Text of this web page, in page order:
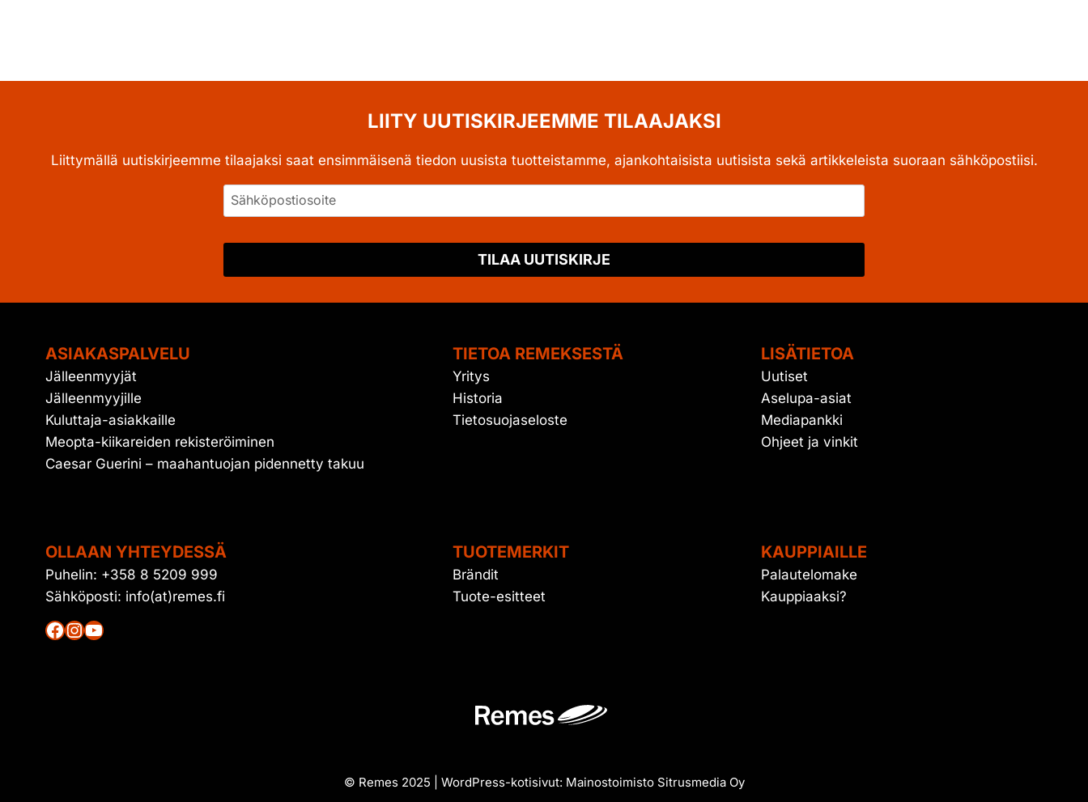
LIITY UUTISKIRJEEMME TILAAJAKSI
Liittymällä uutiskirjeemme tilaajaksi saat ensimmäisenä tiedon uusista tuotteistamme, ajankohtaisista uutisista sekä artikkeleista suoraan sähköpostiisi.
TILAA UUTISKIRJE
ASIAKASPALVELU
Jälleenmyyjät
Jälleenmyyjille
Kuluttaja-asiakkaille
Meopta-kiikareiden rekisteröiminen
Caesar Guerini – maahantuojan pidennetty takuu
TIETOA REMEKSESTÄ
Yritys
Historia
Tietosuojaseloste
LISÄTIETOA
Uutiset
Aselupa-asiat
Mediapankki
Ohjeet ja vinkit
OLLAAN YHTEYDESSÄ
Puhelin: +358 8 5209 999
Sähköposti: info(at)remes.fi
Facebook
Instagram
YouTube
TUOTEMERKIT
Brändit
Tuote-esitteet
KAUPPIAILLE
Palautelomake
Kauppiaaksi?
© Remes 2025 | WordPress-kotisivut: Mainostoimisto Sitrusmedia Oy